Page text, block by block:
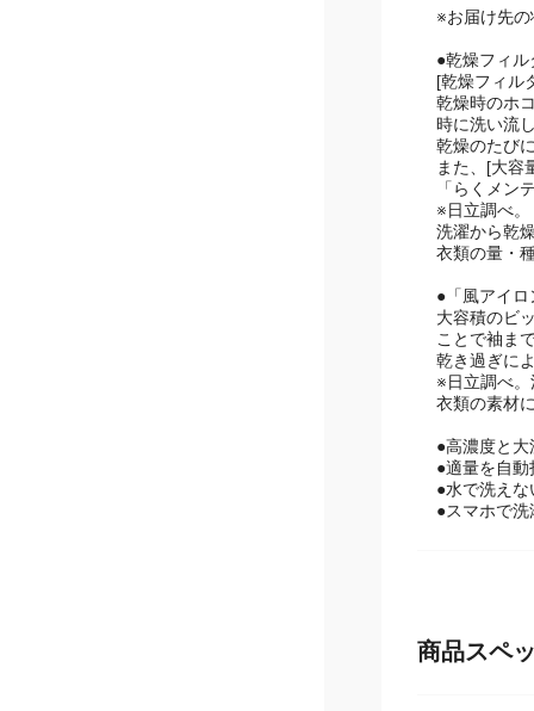
■お受け取
※お届け先の
●乾燥フィル
[乾燥フィル
乾燥時のホ
時に洗い流
乾燥のたび
また、[大容
「らくメン
※日立調べ。
洗濯から乾
衣類の量・
●「風アイ
大容積のビ
ことで袖ま
乾き過ぎに
※日立調べ
衣類の素材